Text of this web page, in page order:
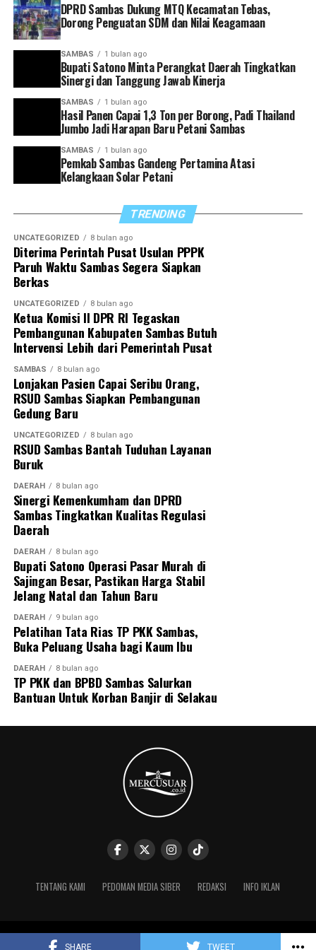
SHARE TWEET
syarat untuk menunaikan zakat melalui lembaga resmi
seperti Baznas agar penyalurannya lebih terarah,
transparan, dan tepat sasaran.
Ia berharap melalui sosialisasi tahun 2026 ini, kesadaran
masyarakat dalam menunaikan zakat, infak, dan sedekah
semakin meningkat, sehingga cita-cita mewujudkan
Kabupaten Sambas yang sejahtera dan berkeadilan
dapat tercapai.
“Kita ingin masyarakat tidak hanya menjadi penerima
Di sinilah peran zakat menjadi sangat penting,”
tutupnya. (Red)
DPRD Sambas Dukung MTQ Kecamatan Tebas,
Dorong Penguatan SDM dan Nilai Keagamaan
SAMBAS 1 bulan ago
Bupati Satono Minta Perangkat Daerah Tingkatkan
Sinergi dan Tanggung Jawab Kinerja
SAMBAS 1 bulan ago
Hasil Panen Capai 1,3 Ton per Borong, Padi Thailand
Jumbo Jadi Harapan Baru Petani Sambas
SAMBAS 1 bulan ago
Pemkab Sambas Gandeng Pertamina Atasi
Kelangkaan Solar Petani
TRENDING
UNCATEGORIZED 8 bulan ago
Diterima Perintah Pusat Usulan PPPK
Paruh Waktu Sambas Segera Siapkan
Berkas
UNCATEGORIZED 8 bulan ago
Ketua Komisi II DPR RI Tegaskan
Pembangunan Kabupaten Sambas Butuh
Intervensi Lebih dari Pemerintah Pusat
SAMBAS 8 bulan ago
Lonjakan Pasien Capai Seribu Orang,
RSUD Sambas Siapkan Pembangunan
Gedung Baru
UNCATEGORIZED 8 bulan ago
RSUD Sambas Bantah Tuduhan Layanan
Buruk
DAERAH 8 bulan ago
Sinergi Kemenkumham dan DPRD
Sambas Tingkatkan Kualitas Regulasi
Daerah
DAERAH 8 bulan ago
Bupati Satono Operasi Pasar Murah di
Sajingan Besar, Pastikan Harga Stabil
Jelang Natal dan Tahun Baru
DAERAH 9 bulan ago
Pelatihan Tata Rias TP PKK Sambas,
Buka Peluang Usaha bagi Kaum Ibu
DAERAH 8 bulan ago
TP PKK dan BPBD Sambas Salurkan
Bantuan Untuk Korban Banjir di Selakau
TENTANG KAMI PEDOMAN MEDIA SIBER REDAKSI INFO IKLAN
Copyright © 2025 Mercusuar.co.id